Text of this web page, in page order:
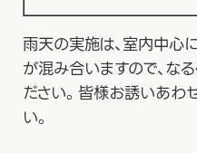
雨天の実施は、室内中心
が混み合いますので、な
ださい。皆様お誘いあわ
い。